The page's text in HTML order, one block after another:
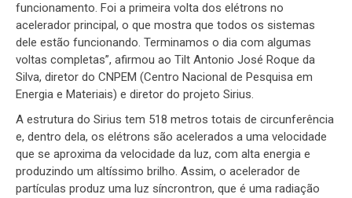
funcionamento. Foi a primeira volta dos elétrons no
acelerador principal, o que mostra que todos os sistemas
dele estão funcionando. Terminamos o dia com algumas
voltas completas”, afirmou ao Tilt Antonio José Roque da
Silva, diretor do CNPEM (Centro Nacional de Pesquisa em
Energia e Materiais) e diretor do projeto Sirius.
A estrutura do Sirius tem 518 metros totais de circunferência
e, dentro dela, os elétrons são acelerados a uma velocidade
que se aproxima da velocidade da luz, com alta energia e
produzindo um altíssimo brilho. Assim, o acelerador de
partículas produz uma luz síncrontron, que é uma radiação